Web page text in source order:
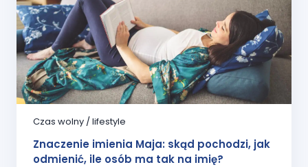
Czas wolny / lifestyle
Znaczenie imienia Maja: skąd pochodzi, jak
odmienić, ile osób ma tak na imię?